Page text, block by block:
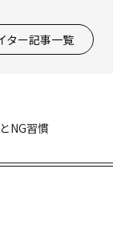
ター記事一覧
NG習慣